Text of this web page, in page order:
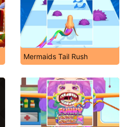
Mermaids Tail Rush